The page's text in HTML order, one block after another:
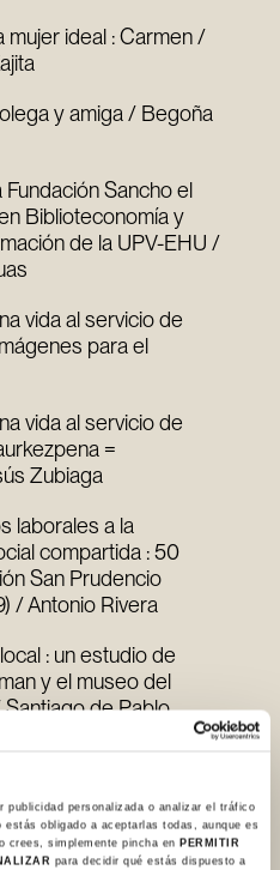
publicidad personalizada o analizar el tráfico
obligado a aceptarlas todas, aunque es
crees, simplemente pincha enPERMITIR
para decidir qué estás dispuesto a
mujer ideal : Carmen /
y amiga / Begoña
Sancho el
Biblioteconomía y
de la UPV-EHU /
vida al servicio de
para el
vida al servicio de
=
Zubiaga
laborales a la
compartida : 50
San Prudencio
/ Antonio Rivera
: un estudio de
y el museo del
de Pablo